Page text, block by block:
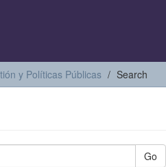
y Políticas Públicas Search
Go